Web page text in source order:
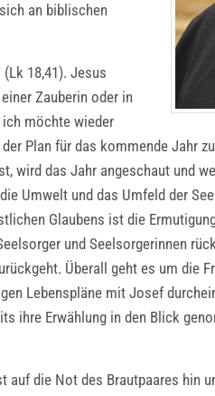
an biblischen
18,41). Jesus
Zauberin oder in
möchte wieder
Plan für das kommende Jahr
wird das Jahr angeschaut und
Umwelt und das Umfeld der
Glaubens ist die
und Seelsorgerinnen
Überall geht es um die
Lebenspläne mit Josef
ihre Erwählung in den Blick
die Not des Brautpaares hin